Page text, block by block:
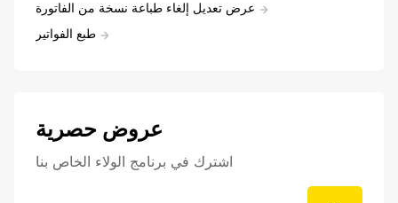
عرض تعديل إلغاء طباعة نسخة من الفاتورة
طبع الفواتير
عروض حصرية
اشترك في برنامج الولاء الخاص بنا